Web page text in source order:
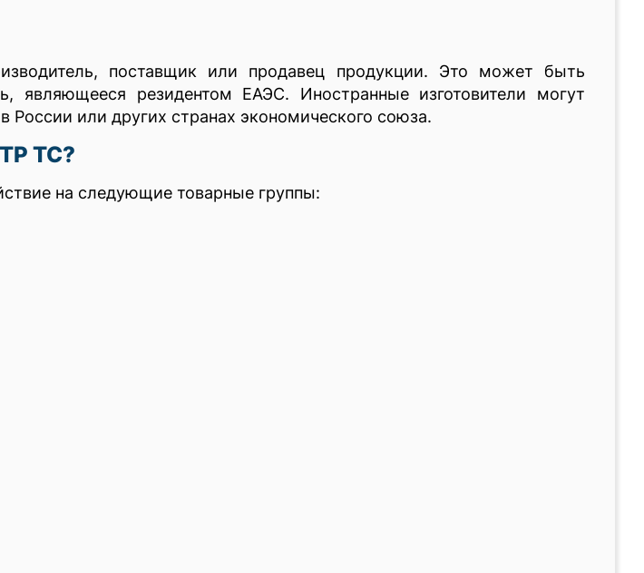
поставщик или продавец продукции. Это может быть
являющееся резидентом ЕАЭС. Иностранные изготовители могут
или других странах экономического союза.
ТС?
на следующие товарные группы: